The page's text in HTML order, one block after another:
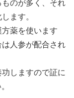
のが多く、それ
ます。
薬を使います
人参が配合され
しますので証に